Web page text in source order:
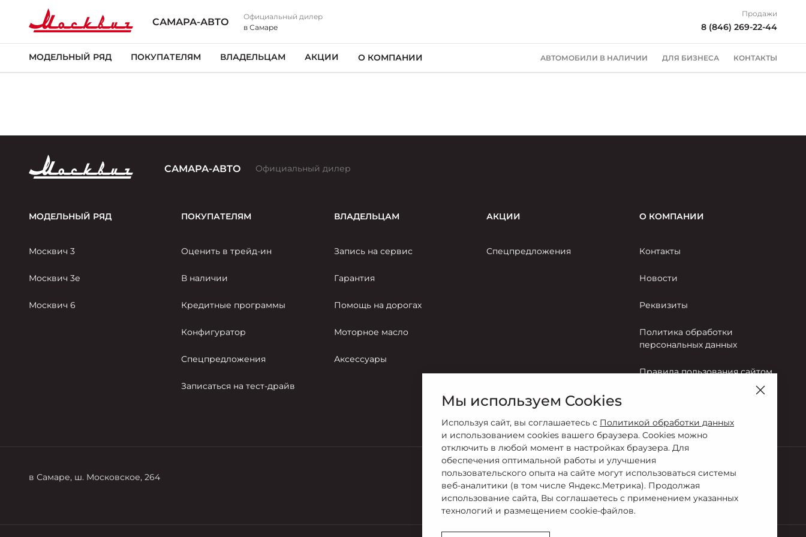
САМАРА-АВТО
Официальный дилер
в Самаре
Продажи
8 (846) 269-22-44
МОДЕЛЬНЫЙ РЯД ПОКУПАТЕЛЯМ ВЛАДЕЛЬЦАМ АКЦИИ О КОМПАНИИ АВТОМОБИЛИ В НАЛИЧИИ ДЛЯ БИЗНЕСА КОНТАКТЫ
САМАРА-АВТО Официальный дилер
МОДЕЛЬНЫЙ РЯД
Москвич 3
Москвич 3е
Москвич 6
ПОКУПАТЕЛЯМ
Оценить в трейд-ин
В наличии
Кредитные программы
Конфигуратор
Спецпредложения
Записаться на тест-драйв
ВЛАДЕЛЬЦАМ
Запись на сервис
Гарантия
Помощь на дорогах
Моторное масло
Аксессуары
АКЦИИ
Спецпредложения
О КОМПАНИИ
Контакты
Новости
Реквизиты
Политика обработки
персональных данных
Правила пользования сайтом
в Самаре, ш. Московское, 264 Продажи
8 (846) 269-22-44
Мы используем Cookies
Используя сайт, вы соглашаетесь с Политикой обработки данных
и использованием cookies вашего браузера. Cookies можно
отключить в любой момент в настройках браузера. Для
обеспечения оптимальной работы и улучшения
пользовательского опыта на сайте могут использоваться системы
веб-аналитики (в том числе Яндекс.Метрика). Продолжая
использование сайта, Вы соглашаетесь с применением указанных
технологий и размещением cookie-файлов.